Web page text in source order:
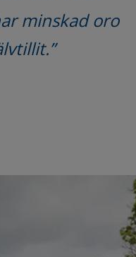
minskad oro